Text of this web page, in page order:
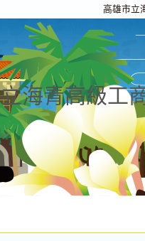
高雄市立
海青高級工